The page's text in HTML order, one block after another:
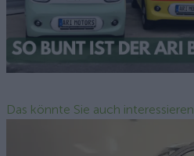
Das könnte Sie auch interessieren